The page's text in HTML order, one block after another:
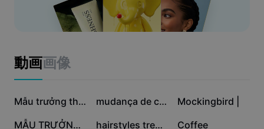
Nano Banana Pro
自動キャプション
ユースケース
マーケティング
エフェクトのテンプレート
産業のテンプレート
振り返りのテンプレート
CapCutクリエイティブキャンパス
トラストセンター
ヘルプセンター
動画画像
88.1万 Mẫu trưởng thành 46.8万 mudança de cabelo 40.6万
Mockingbird |
33.4万 MẪU TRƯỞNG THÀNH 25.6万 hairstyles trend Al 12.6万
Coffee